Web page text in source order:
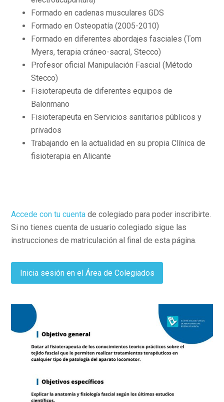
Formado en cadenas musculares GDS
Formado en Osteopatía (2005-2010)
Formado en diferentes abordajes fasciales (Tom
Myers, terapia cráneo-sacral, Stecco)
Profesor oficial Manipulación Fascial (Método
Stecco)
Fisioterapeuta de diferentes equipos de
Balonmano
Fisioterapeuta en Servicios sanitarios públicos y
privados
Trabajando en la actualidad en su propia Clínica de
fisioterapia en Alicante
Accede con tu cuenta de colegiado para poder inscribirte.
Si no tienes cuenta de usuario colegiado sigue las
instrucciones de matriculación al final de esta página.
Inicia sesión en el Área de Colegiados